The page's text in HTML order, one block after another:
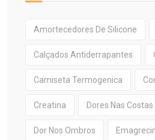
Amortecedores De Silicone
Calçados Antiderrapantes
Camiseta Termogenica
Creatina Dores Nas Costas
Dor Nos Ombros